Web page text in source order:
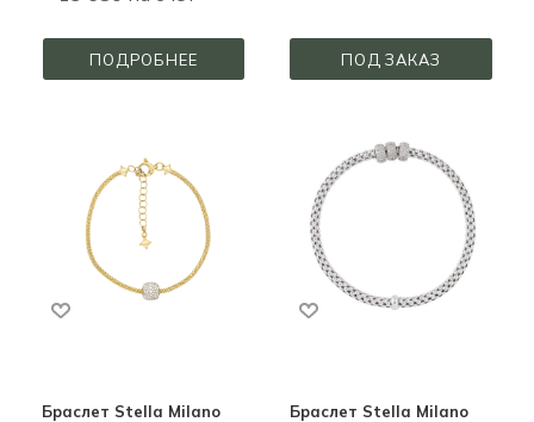
ПОДРОБНЕЕ ПОД ЗАКАЗ
Браслет Stella Milano
Браслет Stella Milano